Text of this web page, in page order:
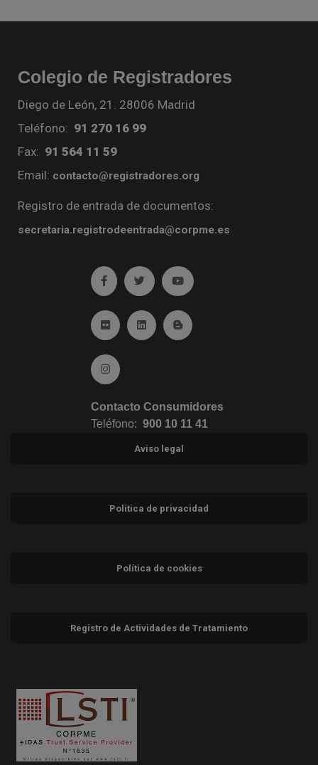
Colegio de Registradores
Diego de León, 21. 28006 Madrid
Teléfono: 91 270 16 99
Fax: 91 564 11 59
Email: contacto@registradores.org
Registro de entrada de documentos:
secretaria.registrodeentrada@corpme.es
Ir a facebook (abre en ventana nueva)
Ir a twitter (abre en ventana nueva)
Ir a YouTube (abre en
Ir a Flickr (abre en ventana nueva)
Ir a Linkedin (abre en ventana nueva)
Ir al Blog (abre en ventana
Ir a Instagram (abre en ventana nueva)
Contacto Consumidores
Teléfono: 900 10 11 41
Aviso legal
Política de privacidad
Política de cookies
Registro de Actividades de Tratamiento